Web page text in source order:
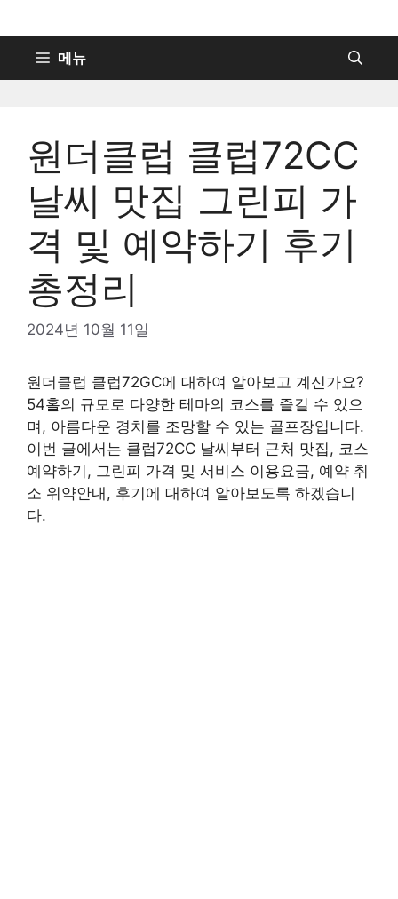
텐
로
메뉴
원더클럽 클럽72CC
날씨 맛집 그린피 가
격 및 예약하기 후기
총정리
2024년 10월 11일
원더클럽 클럽72GC에 대하여 알아보고 계신가요?
54홀의 규모로 다양한 테마의 코스를 즐길 수 있으
며, 아름다운 경치를 조망할 수 있는 골프장입니다.
이번 글에서는 클럽72CC 날씨부터 근처 맛집, 코스
예약하기, 그린피 가격 및 서비스 이용요금, 예약 취
소 위약안내, 후기에 대하여 알아보도록 하겠습니
다.